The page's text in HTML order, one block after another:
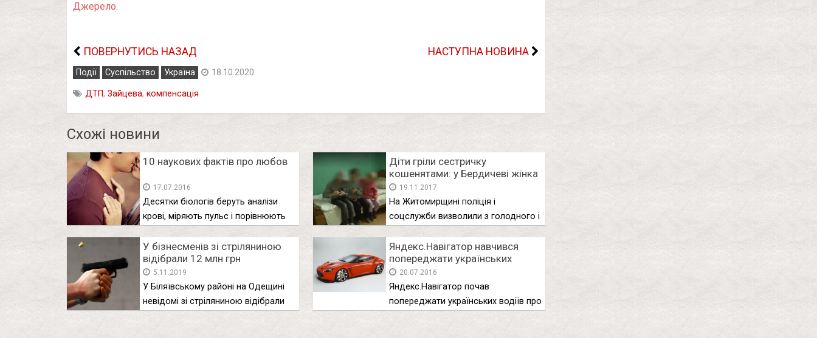
Джерело.
ПОВЕРНУТИСЬ НАЗАД НАСТУПНА НОВИНА
Події Суспільство Україна 18.10.2020
ДТП, Зайцева, компенсація
Схожі новини
10 наукових фактів про любов
17.07.2016
Десятки біологів беруть аналізи
крові, міряють пульс і порівнюють
Діти гріли сестричку
кошенятами: у Бердичеві жінка
на дві доби залишила малих
дітей без їжі у холодному
будинку(відео)
19.11.2017
На Житомирщині поліція і
соцслужби визволили з голодного і
У бізнесменів зі стріляниною
відібрали 12 млн грн
5.11.2019
У Біляївському районі на Одещині
невідомі зі стріляниною відібрали
Яндекс.Навігатор навчився
попереджати українських
водіїв про перевищення
швидкості
20.07.2016
Яндекс.Навігатор почав
попереджати українських водіїв про